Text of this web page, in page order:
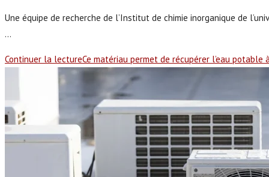
Une équipe de recherche de l’Institut de chimie inorganique de
...
Continuer la lectureCe matériau permet de récupérer l’eau